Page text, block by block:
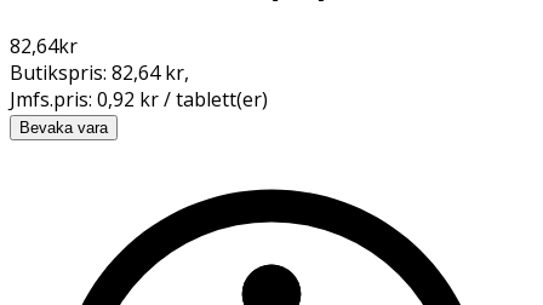
82,64kr
Butikspris: 82,64 kr,
Jmfs.pris: 0,92 kr / tablett(er)
Bevaka vara